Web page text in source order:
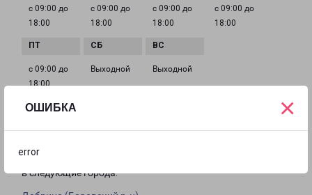
ОШИБКА
error
×
с 09:00 до
18:00
с 09:00 до
18:00
с 09:00 до
18:00
с 09:00 до
18:00
с 09:00 до
18:00
Выходной Выходной
Доставка из Обнинска по области
Из филиала в Обнинске доставка грузов осуществляется
в следующие города: